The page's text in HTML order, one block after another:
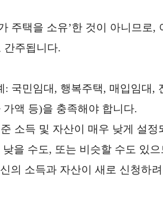
주택을 소유’한 것이 아니므로
간주됩니다.
국민임대, 행복주택, 매입임대,
액 등)을 충족해야 합니다.
소득 및 자산이 매우 낮게 설
을 수도, 또는 비슷할 수도 있
의 소득과 자산이 새로 신청하